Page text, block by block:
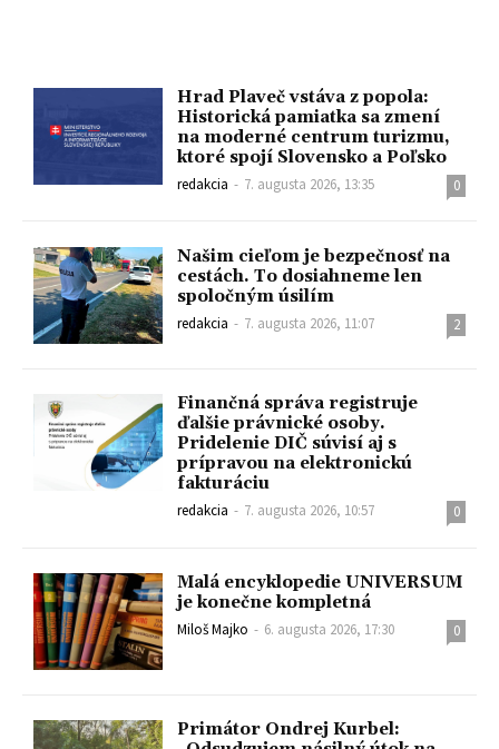
Hrad Plaveč vstáva z popola:
Historická pamiatka sa zmení
na moderné centrum turizmu,
ktoré spojí Slovensko a Poľsko
redakcia - 7. augusta 2026, 13:35 0
Našim cieľom je bezpečnosť na
cestách. To dosiahneme len
spoločným úsilím
redakcia - 7. augusta 2026, 11:07 2
Finančná správa registruje
ďalšie právnické osoby.
Pridelenie DIČ súvisí aj s
prípravou na elektronickú
fakturáciu
redakcia - 7. augusta 2026, 10:57 0
Malá encyklopedie UNIVERSUM
je konečne kompletná
Miloš Majko - 6. augusta 2026, 17:30 0
Primátor Ondrej Kurbel: